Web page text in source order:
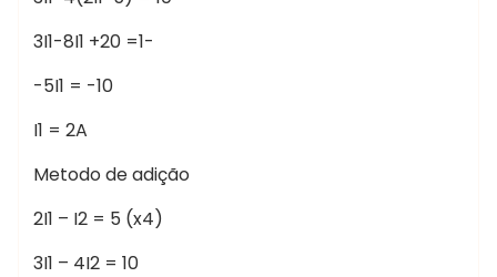
3I1-8I1 +20 =1-
-5I1 = -10
I1 = 2A
Metodo de adição
2I1 – I2 = 5 (x4)
3I1 – 4I2 = 10